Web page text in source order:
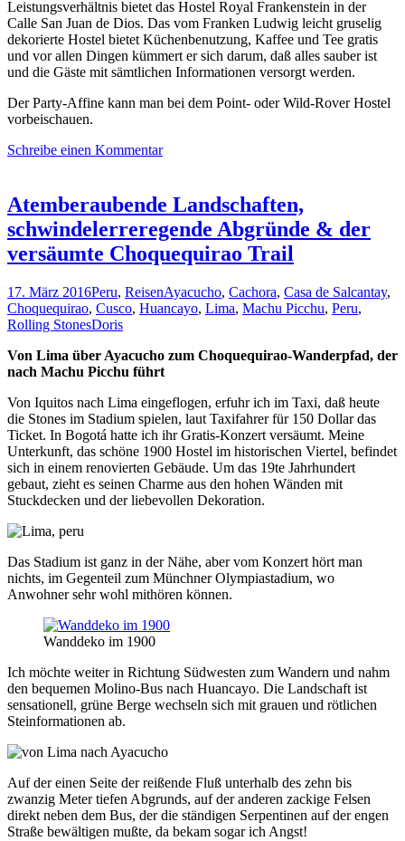
Leistungsverhältnis bietet das Hostel Royal Frankenstein in der
Calle San Juan de Dios. Das vom Franken Ludwig leicht gruselig
dekorierte Hostel bietet Küchenbenutzung, Kaffee und Tee gratis
und vor allen Dingen kümmert er sich darum, daß alles sauber ist
und die Gäste mit sämtlichen Informationen versorgt werden.
Der Party-Affine kann man bei dem Point- oder Wild-Rover Hostel
vorbeischauen.
Schreibe einen Kommentar
Atemberaubende Landschaften,
schwindelerreregende Abgründe & der
versäumte Choquequirao Trail
17. März 2016Peru, ReisenAyacucho, Cachora, Casa de Salcantay,
Choquequirao, Cusco, Huancayo, Lima, Machu Picchu, Peru,
Rolling StonesDoris
Von Lima über Ayacucho zum Choquequirao-Wanderpfad, der
nach Machu Picchu führt
Von Iquitos nach Lima eingeflogen, erfuhr ich im Taxi, daß heute
die Stones im Stadium spielen, laut Taxifahrer für 150 Dollar das
Ticket. In Bogotá hatte ich ihr Gratis-Konzert versäumt. Meine
Unterkunft, das schöne 1900 Hostel im historischen Viertel, befindet
sich in einem renovierten Gebäude. Um das 19te Jahrhundert
gebaut, zieht es seinen Charme aus den hohen Wänden mit
Stuckdecken und der liebevollen Dekoration.
Das Stadium ist ganz in der Nähe, aber vom Konzert hört man
nichts, im Gegenteil zum Münchner Olympiastadium, wo
Anwohner sehr wohl mithören können.
Wanddeko im 1900
Ich möchte weiter in Richtung Südwesten zum Wandern und nahm
den bequemen Molino-Bus nach Huancayo. Die Landschaft ist
sensationell, grüne Berge wechseln sich mit grauen und rötlichen
Steinformationen ab.
Auf der einen Seite der reißende Fluß unterhalb des zehn bis
zwanzig Meter tiefen Abgrunds, auf der anderen zackige Felsen
direkt neben dem Bus, der die ständigen Serpentinen auf der engen
Straße bewältigen mußte, da bekam sogar ich Angst!